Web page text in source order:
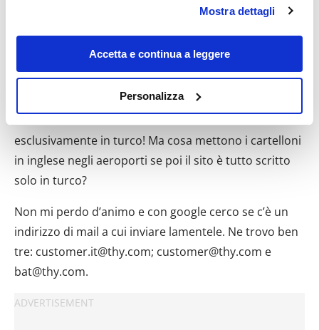
modificare o revocare il proprio consenso in qualsiasi
momento dalla Dichiarazione sui cookie o facendo clic
sull'icona di attivazione della privacy.
raccogliere informazioni sulla tua posizione
geografica, con un'approssimazione di qualche
metro,
Identificare il tuo dispositivo, scansionandolo
attivamente alla ricerca di caratteristiche specifiche
Approfondisci come vengono elaborati i tuoi dati personali
e imposta le tue preferenze nellasezione dettagli . Puoi
modificare o ritirare il tuo consenso in qualsiasi momento
dalla Dichiarazione sui cookie.
Mostra dettagli
Accetta e continua a leggere
Personalizza
fotografato un cartellone che in inglese
compagnie aeree accedendo al sito:
http://web.shgm.gov.tr/
Digito l’indirizzo già pregustando lo sfogo di bile e mi
esclusivamente in turco! Ma cosa mettono i cartelloni
in inglese negli aeroporti se poi il sito è tutto scritto
solo in turco?
Non mi perdo d’animo e con google cerco se c’è un
indirizzo di mail a cui inviare lamentele. Ne trovo ben
tre: customer.it@thy.com; customer@thy.com e
bat@thy.com.